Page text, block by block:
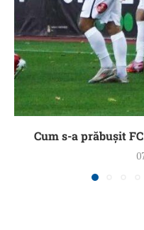
Cum s-a prăbușit